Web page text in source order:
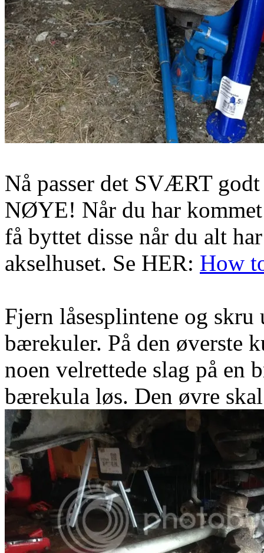
Nå passer det SVÆRT
NØYE! Når du har
få byttet disse når du alt
akselhuset. Se HER: How
Fjern låsesplintene og
bærekuler. På den øverste
noen velrettede slag på en
bærekula løs. Den øvre